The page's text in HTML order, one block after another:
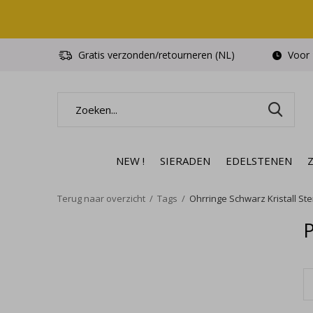
NEW ! SIERADEN EDELSTENEN
Gratis verzonden/retourneren (NL) Voor
Terug naar overzicht Tags Ohrringe Schwarz Kristall